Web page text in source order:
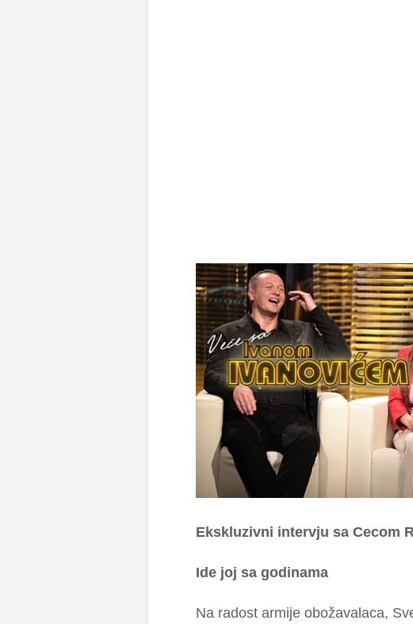
Ekskluzivni intervju sa Cecom
Ide joj sa godinama
Na radost armije obožavalaca,